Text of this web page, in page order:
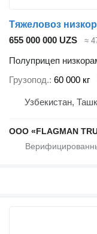
Тяжеловоз
655 000 000 UZS
≈
Полуприцеп
Грузопод. 60 000 кг
Узбекистан,
ООО «FLAGMAN